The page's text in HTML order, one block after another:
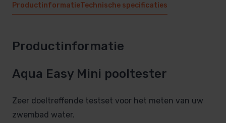
ProductinformatieTechnische specificaties
Productinformatie
Aqua Easy Mini pooltester
Zeer doeltreffende testset voor het meten van uw
zwembad water.